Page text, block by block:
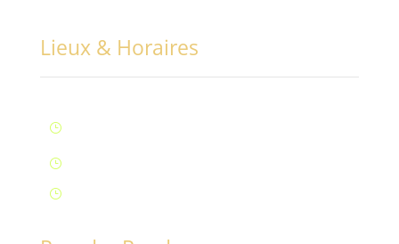
Lieux & Horaires
}
}
}